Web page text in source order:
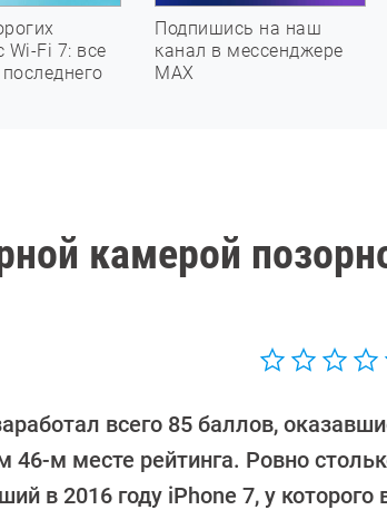
Wi-Fi 7: все
Подпишись на наш
канал в мессенджере
МАХ
камерой
всего 85 баллов,
46-м месте рейтинга. Ровно
в 2016 году iPhone 7, у которого